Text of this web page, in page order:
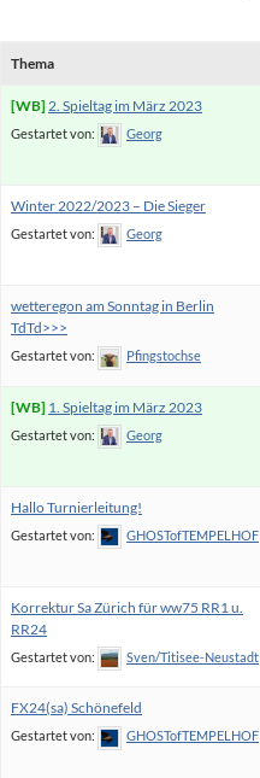
Thema
2. Spieltag im März 2023
Gestartet von: Georg
Winter 2022/2023 – Die Sieger
Gestartet von: Georg
wetteregon am Sonntag in Berlin
TdTd>>>
Gestartet von: Pfingstochse
1. Spieltag im März 2023
Gestartet von: Georg
Hallo Turnierleitung!
Gestartet von: GHOSTofTEMPELHOF
Korrektur Sa Zürich für ww75 RR1 u.
RR24
Gestartet von: Sven/Titisee-Neustadt
FX24(sa) Schönefeld
Gestartet von: GHOSTofTEMPELHOF